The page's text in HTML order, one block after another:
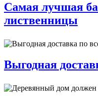
Самая лучшая
лиственницы
Выгодная